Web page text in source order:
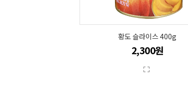
황도 슬라이스 400g
2,300원